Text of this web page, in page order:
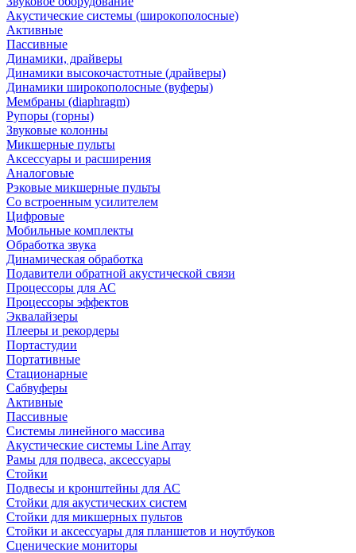
Акустические системы (широкополосные)
Активные
Пассивные
Динамики, драйверы
Динамики высокочастотные (драйверы)
Динамики широкополосные (вуферы)
Мембраны (diaphragm)
Рупоры (горны)
Звуковые колонны
Микшерные пульты
Аксессуары и расширения
Аналоговые
Рэковые микшерные пульты
Со встроенным усилителем
Цифровые
Мобильные комплекты
Обработка звука
Динамическая обработка
Подавители обратной акустической связи
Процессоры для АС
Процессоры эффектов
Эквалайзеры
Плееры и рекордеры
Портастудии
Портативные
Стационарные
Сабвуферы
Активные
Пассивные
Системы линейного массива
Акустические системы Line Array
Рамы для подвеса, аксессуары
Стойки
Подвесы и кронштейны для АС
Стойки для акустических систем
Стойки для микшерных пультов
Стойки и аксессуары для планшетов и ноутбуков
Сценические мониторы